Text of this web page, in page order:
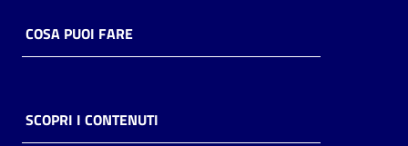
Casa
Piani
COSA PUOI FARE
SCOPRI I CONTENUTI